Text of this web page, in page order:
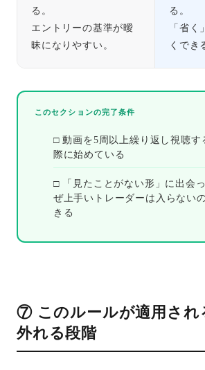
る。
エントリーの基準が曖
昧になりやすい。
る。
「省
くでき
このセクションの完了条件
□ 動画を5周以上繰り返し視聴す
際に始めている
□ 「見たことがない形」に出会
ぜ上手いトレーダーは入らない
きる
⑦ このルールが適用され
外れる段階